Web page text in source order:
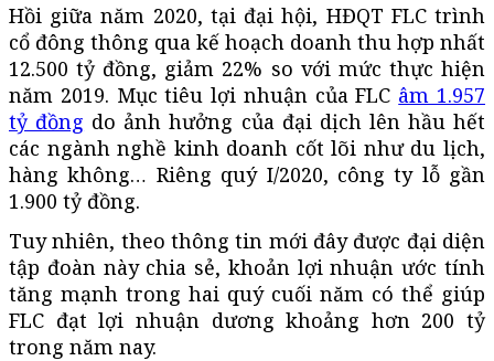
Hồi giữa năm 2020, tại đại hội, HĐQT FLC trình
cổ đông thông qua kế hoạch doanh thu hợp nhất
12.500 tỷ đồng, giảm 22% so với mức thực hiện
năm 2019. Mục tiêu lợi nhuận của FLC âm 1.957
tỷ đồng do ảnh hưởng của đại dịch lên hầu hết
các ngành nghề kinh doanh cốt lõi như du lịch,
hàng không… Riêng quý I/2020, công ty lỗ gần
1.900 tỷ đồng.
Tuy nhiên, theo thông tin mới đây được đại diện
tập đoàn này chia sẻ, khoản lợi nhuận ước tính
tăng mạnh trong hai quý cuối năm có thể giúp
FLC đạt lợi nhuận dương khoảng hơn 200 tỷ
trong năm nay.